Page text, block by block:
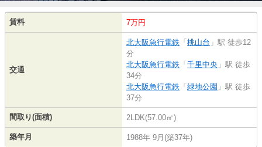
賃料 7万円
交通
北大阪急行電鉄 「 桃山台 」駅 徒歩12
分
北大阪急行電鉄 「 千里中央 」駅 徒歩
34分
北大阪急行電鉄 「 緑地公園 」駅 徒歩
37分
間取り(面積) 2LDK(57.00㎡)
築年月 1988年 9月(築37年)